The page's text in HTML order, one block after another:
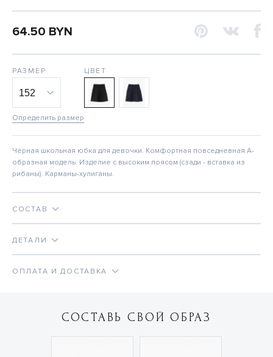
64.50 BYN
РАЗМЕР
Определить размер
ЦВЕТ
Чёрная школьная юбка для девочки. Комфортная повседневная А-
образная модель. Изделие с высоким поясом (сзади - вставка из
рибаны). Карманы-хулиганы.
СОСТАВ
ДЕТАЛИ
ОПЛАТА И ДОСТАВКА
СОСТАВЬ СВОЙ ОБРАЗ